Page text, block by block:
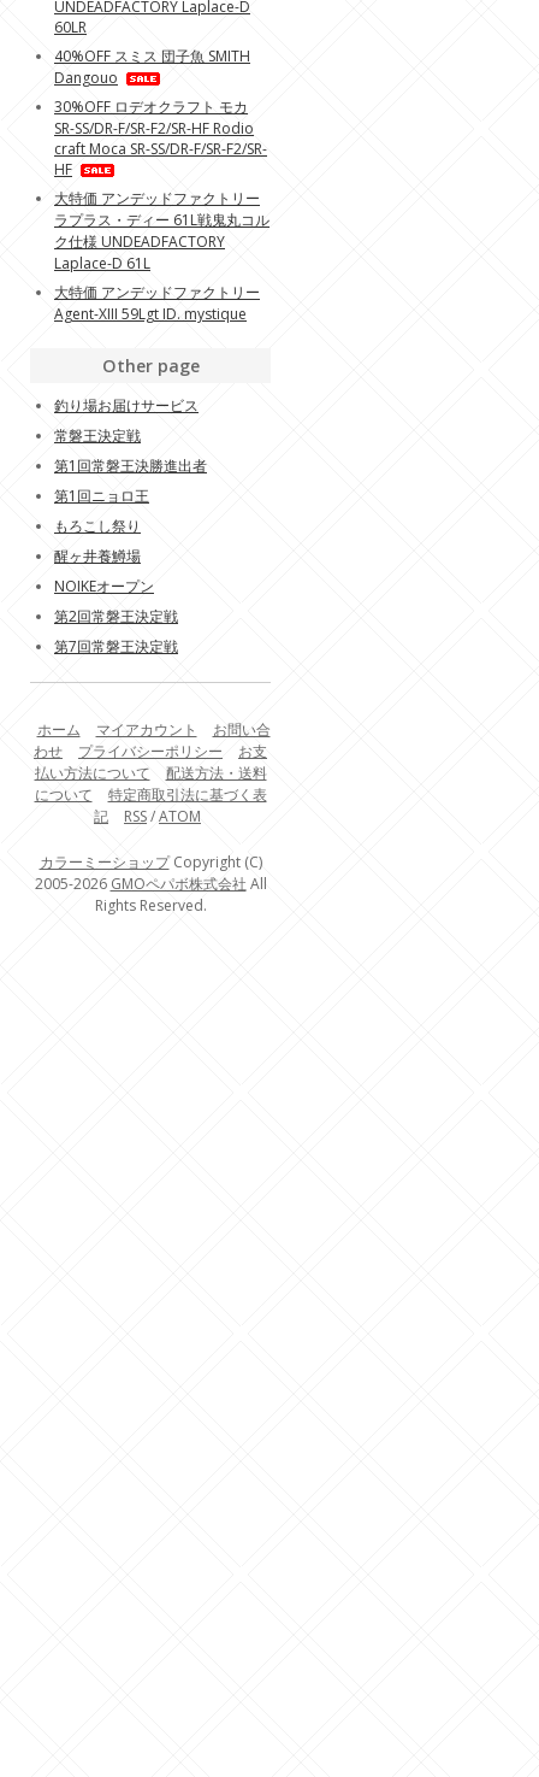
UNDEADFACTORY Laplace-D
60LR
40%OFF スミス 団子魚 SMITH
Dangouo
30%OFF ロデオクラフト モカ
SR-SS/DR-F/SR-F2/SR-HF Rodio
craft Moca SR-SS/DR-F/SR-F2/SR-
HF
大特価 アンデッドファクトリー
ラプラス・ディー 61L戦鬼丸コル
ク仕様 UNDEADFACTORY
Laplace-D 61L
大特価 アンデッドファクトリー
Agent-XIII 59Lgt ID. mystique
Other page
釣り場お届けサービス
常磐王決定戦
第1回常磐王決勝進出者
第1回ニョロ王
もろこし祭り
醒ヶ井養鱒場
NOIKEオープン
第2回常磐王決定戦
第7回常磐王決定戦
ホーム マイアカウント
お問い合
わせ
プライバシーポリシー
お支
払い方法について
配送方法・送料
について
特定商取引法に基づく表
記
RSS/ATOM
カラーミーショップCopyright (C)
2005-2026 GMOペパボ株式会社 All
Rights Reserved.